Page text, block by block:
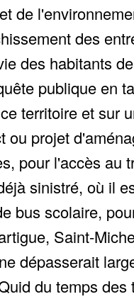
de
des
des habitants
publique en
territoire et sur
projet
pour l'accès au
sinistré, où il
bus scolaire,
Saint-
dépasserait
du temps